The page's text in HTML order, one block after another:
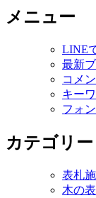
稿
ョ
メニュー
LINE
最新
コメ
キー
フォ
カテゴリー
表札
木の